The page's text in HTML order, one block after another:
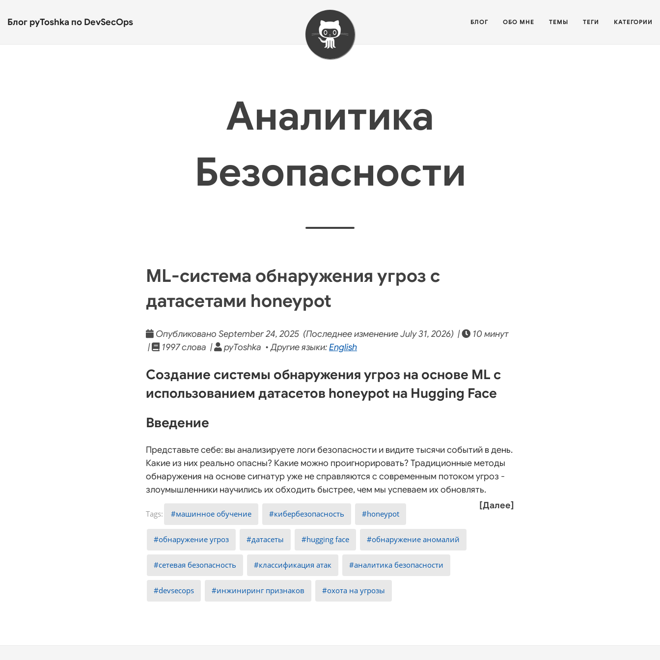
Блог pyToshka по DevSecOps БЛОГ ОБО МНЕ ТЕМЫ ТЕГИ КАТЕГОРИИ
Аналитика
Безопасности
ML-система обнаружения угроз с
датасетами honeypot
Опубликовано September 24, 2025 (Последнее изменение July 31, 2026) |
10 минут
|
1997 слова | pyToshka • Другие языки:English
Создание системы обнаружения угроз на основе ML с
использованием датасетов honeypot на Hugging Face
Введение
Представьте себе: вы анализируете логи безопасности и видите тысячи событий в день.
Какие из них реально опасны? Какие можно проигнорировать? Традиционные методы
обнаружения на основе сигнатур уже не справляются с современным потоком угроз -
злоумышленники научились их обходить быстрее, чем мы успеваем их обновлять.
[Далее]
машинное обучение кибербезопасность honeypot
обнаружение угроз датасеты hugging face обнаружение аномалий
сетевая безопасность классификация атак аналитика безопасности
devsecops инжиниринг признаков охота на угрозы